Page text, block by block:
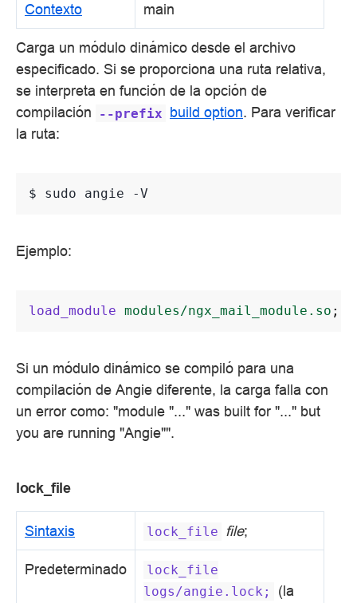
Contexto main
Carga un módulo dinámico desde el archivo
especificado. Si se proporciona una ruta relativa,
se interpreta en función de la opción de
compilación
--prefix build option. Para verificar
la ruta:
$ sudo angie
Ejemplo:
load_module modules/ngx_mail_module.so ;
Si un módulo dinámico se compiló para una
compilación de Angie diferente, la carga falla con
un error como: "module "..." was built for "..." but
you are running "Angie"".
lock_file
Sintaxis lock_file file;
Predeterminado
lock_file
logs/angie.lock;
(la